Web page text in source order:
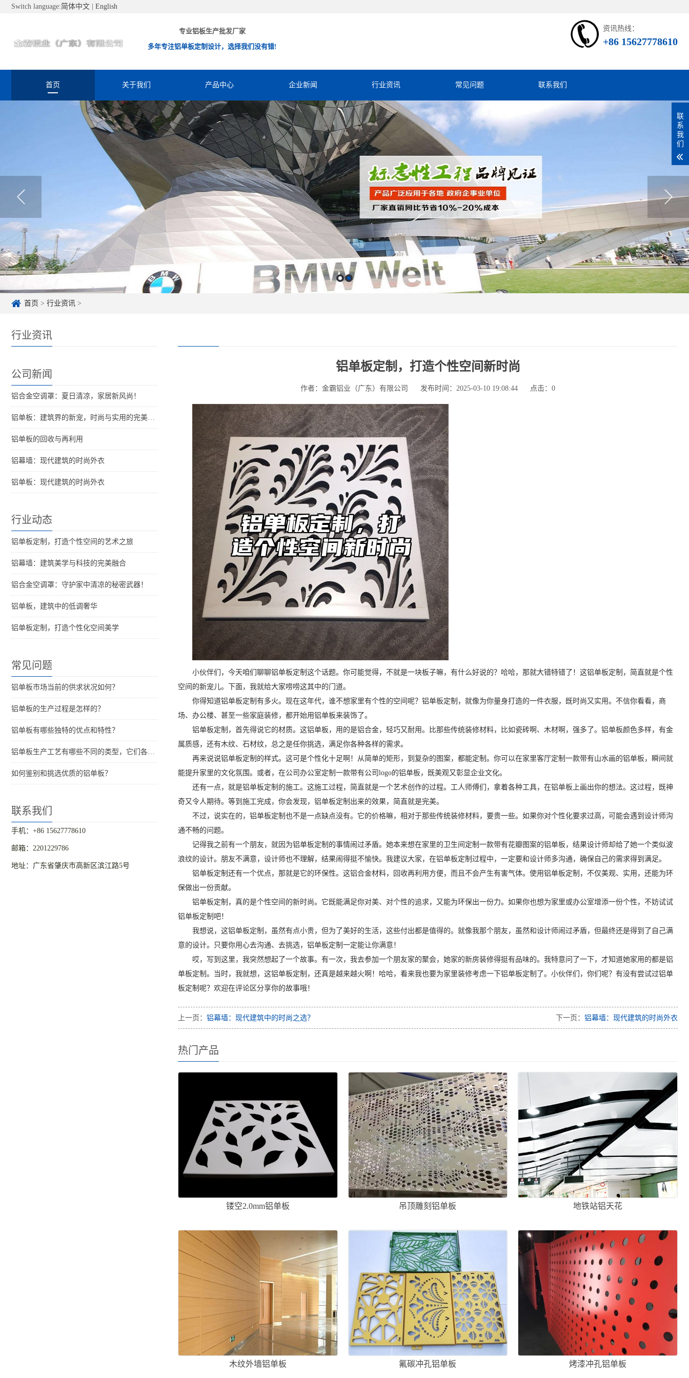
Switch language:简体中文 English
专业铝板生产批发厂家
多年专注铝单板定制设计，选择我们没有错!
资讯热线：
+86 15627778610
首页 关于我们 产品中心 企业新闻 行业资讯 常见问题 联系我们
首页 > 行业资讯 >
行业资讯
公司新闻
铝合金空调罩：夏日清凉，家居新风尚！
铝单板：建筑界的新宠，时尚与实用的完美结合
铝单板的回收与再利用
铝幕墙：现代建筑的时尚外衣
铝单板：现代建筑的时尚外衣
行业动态
铝单板定制，打造个性空间的艺术之旅
铝幕墙：建筑美学与科技的完美融合
铝合金空调罩：守护家中清凉的秘密武器！
铝单板，建筑中的低调奢华
铝单板定制，打造个性化空间美学
常见问题
铝单板市场当前的供求状况如何？
铝单板的生产过程是怎样的？
铝单板有哪些独特的优点和特性？
铝单板生产工艺有哪些不同的类型，它们各自的特点是什么？
如何鉴别和挑选优质的铝单板？
联系我们
手机：+86 15627778610
邮箱：2201229786
地址：广东省肇庆市高新区滨江路5号
铝单板定制，打造个性空间新时尚
作者：金霸铝业（广东）有限公司 发布时间：2025-03-10 19:08:44 点击： 0
小伙伴们，今天咱们聊聊铝单板定制这个话题。你可能觉得，不就是一块板子嘛，有什么好说的？哈哈，那就大错特错了！这铝单板定制，简直就是个性
空间的新宠儿。下面，我就给大家唠唠这其中的门道。
你得知道铝单板定制有多火。现在这年代，谁不想家里有个性的空间呢？铝单板定制，就像为你量身打造的一件衣服，既时尚又实用。不信你看看，商
场、办公楼、甚至一些家庭装修，都开始用铝单板来装饰了。
铝单板定制，首先得说它的材质。这铝单板，用的是铝合金，轻巧又耐用。比那些传统装修材料，比如瓷砖啊、木材啊，强多了。铝单板颜色多样，有金
属质感，还有木纹、石材纹，总之是任你挑选，满足你各种各样的需求。
再来说说铝单板定制的样式。这可是个性化十足啊！从简单的矩形，到复杂的图案，都能定制。你可以在家里客厅定制一款带有山水画的铝单板，瞬间就
能提升家里的文化氛围。或者，在公司办公室定制一款带有公司logo的铝单板，既美观又彰显企业文化。
还有一点，就是铝单板定制的施工。这施工过程，简直就是一个艺术创作的过程。工人师傅们，拿着各种工具，在铝单板上画出你的想法。这过程，既神
奇又令人期待。等到施工完成，你会发现，铝单板定制出来的效果，简直就是完美。
不过，说实在的，铝单板定制也不是一点缺点没有。它的价格嘛，相对于那些传统装修材料，要贵一些。如果你对个性化要求过高，可能会遇到设计师沟
通不畅的问题。
记得我之前有一个朋友，就因为铝单板定制的事情闹过矛盾。她本来想在家里的卫生间定制一款带有花瓣图案的铝单板，结果设计师却给了她一个类似波
浪纹的设计。朋友不满意，设计师也不理解，结果闹得挺不愉快。我建议大家，在铝单板定制过程中，一定要和设计师多沟通，确保自己的需求得到满足。
铝单板定制还有一个优点，那就是它的环保性。这铝合金材料，回收再利用方便，而且不会产生有害气体。使用铝单板定制，不仅美观、实用，还能为环
保做出一份贡献。
铝单板定制，真的是个性空间的新时尚。它既能满足你对美、对个性的追求，又能为环保出一份力。如果你也想为家里或办公室增添一份个性，不妨试试
铝单板定制吧！
我想说，这铝单板定制，虽然有点小贵，但为了美好的生活，这些付出都是值得的。就像我那个朋友，虽然和设计师闹过矛盾，但最终还是得到了自己满
意的设计。只要你用心去沟通、去挑选，铝单板定制一定能让你满意！
哎，写到这里，我突然想起了一个故事。有一次，我去参加一个朋友家的聚会，她家的新房装修得挺有品味的。我特意问了一下，才知道她家用的都是铝
单板定制。当时，我就想，这铝单板定制，还真是越来越火啊！哈哈，看来我也要为家里装修考虑一下铝单板定制了。小伙伴们，你们呢？有没有尝试过铝单
板定制呢？欢迎在评论区分享你的故事哦！
上一页： 铝幕墙：现代建筑中的时尚之选？ 下一页： 铝幕墙：现代建筑的时尚外衣
热门产品
镂空2.0mm铝单板 吊顶雕刻铝单板 地铁站铝天花
木纹外墙铝单板 氟碳冲孔铝单板 烤漆冲孔铝单板
联
系
我
们